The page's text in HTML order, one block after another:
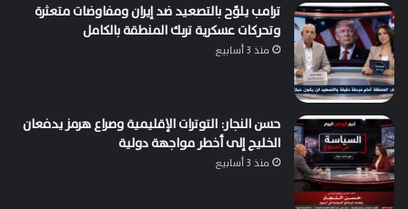
ترامب يلوّح بالتصعيد ضد إيران ومفاوضات متعثرة
وتحركات عسكرية تربك المنطقة بالكامل
منذ 3 أسابيع
حسن النجار: التوترات الإقليمية وصراع هرمز يدفعان
الخليج إلى أخطر مواجهة دولية
منذ 3 أسابيع